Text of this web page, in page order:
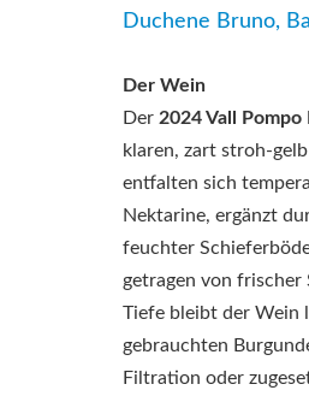
Duchene Bruno,
Der Wein
Der 2024 Vall
klaren, zart stroh-
entfalten sich
Nektarine, ergänzt
feuchter
getragen von frischer
Tiefe bleibt der Wein
gebrauchten
Filtration oder